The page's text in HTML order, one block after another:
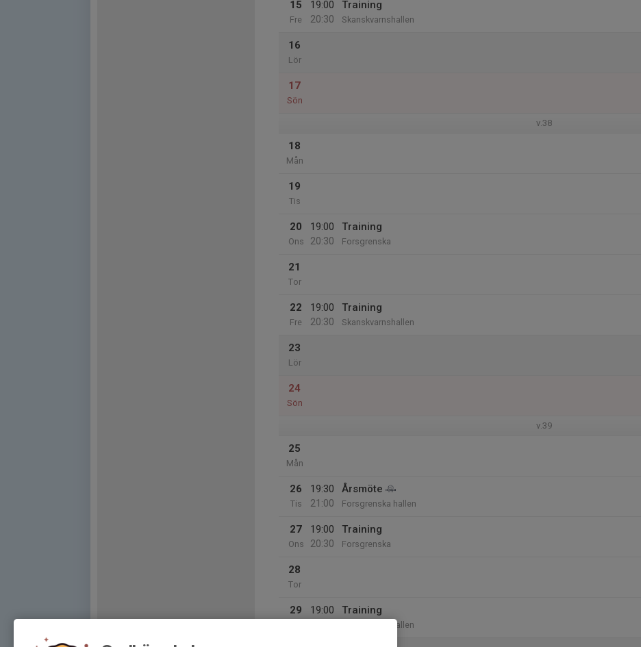
15
Fre
19:00
20:30
Training
Skanskvarnshallen
16
Lör
17
Sön
v.38
18
Mån
19
Tis
20
Ons
19:00
20:30
Training
Forsgrenska
21
Tor
22
Fre
19:00
20:30
Training
Skanskvarnshallen
23
Lör
24
Sön
v.39
25
Mån
26
Tis
19:30
21:00
Årsmöte
Forsgrenska hallen
27
Ons
19:00
20:30
Training
Forsgrenska
28
Tor
29
19:00
Training
Skanskvarnshallen